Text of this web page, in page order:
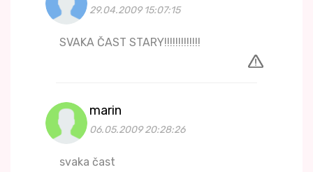
29.04.2009 15:07:15
SVAKA ČAST STARY!!!!!!!!!!!!!
marin
06.05.2009 20:28:26
svaka čast